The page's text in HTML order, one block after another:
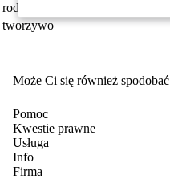
rodzaj biżuterii
tworzywo
Może Ci się również spodobać
Pomoc
Kwestie prawne
Usługa
Info
Firma